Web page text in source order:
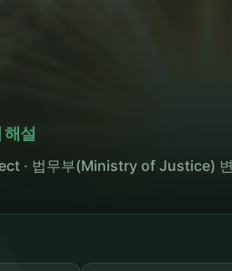
설
· 법무부(Ministry of Justice)